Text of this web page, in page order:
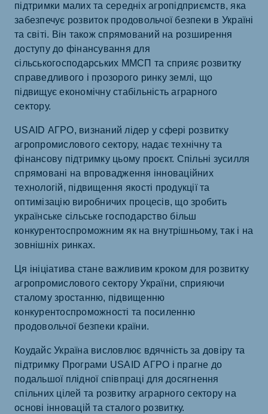
підтримки малих та середніх агропідприємств, яка
забезпечує розвиток продовольчої безпеки в Україні
та світі. Він також спрямований на розширення
доступу до фінансування для
сільськогосподарських ММСП та сприяє розвитку
справедливого і прозорого ринку землі, що
підвищує економічну стабільність аграрного
сектору.
USAID АГРО, визнаний лідер у сфері розвитку
агропромислового сектору, надає технічну та
фінансову підтримку цьому проєкт. Спільні зусилля
спрямовані на впровадження інноваційних
технологій, підвищення якості продукції та
оптимізацію виробничих процесів, що зробить
українське сільське господарство більш
конкурентоспроможним як на внутрішньому, так і на
зовнішніх ринках.
Ця ініціатива стане важливим кроком для розвитку
агропромислового сектору України, сприяючи
сталому зростанню, підвищенню
конкурентоспроможності та посиленню
продовольчої безпеки країни.
Коудайс Україна висловлює вдячність за довіру та
підтримку Програми USAID АГРО і прагне до
подальшої плідної співпраці для досягнення
спільних цілей та розвитку аграрного сектору на
основі інновацій та сталого розвитку.